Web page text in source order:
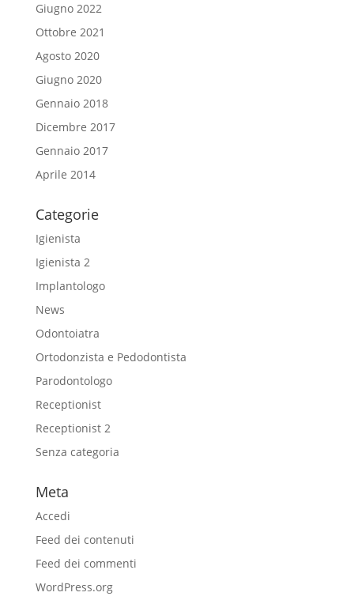
Giugno 2022
Ottobre 2021
Agosto 2020
Giugno 2020
Gennaio 2018
Dicembre 2017
Gennaio 2017
Aprile 2014
Categorie
Igienista
Igienista 2
Implantologo
News
Odontoiatra
Ortodonzista e Pedodontista
Parodontologo
Receptionist
Receptionist 2
Senza categoria
Meta
Accedi
Feed dei contenuti
Feed dei commenti
WordPress.org